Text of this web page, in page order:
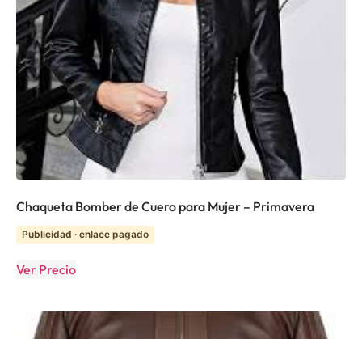
Chaqueta Bomber de Cuero para Mujer – Primavera
Publicidad · enlace pagado
Ver Precio